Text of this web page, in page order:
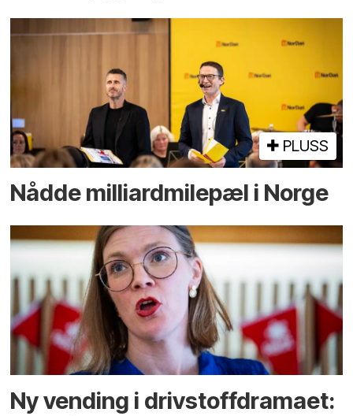
PLUSS
Nådde milliard­­milepæl i Norge
Ny vending i drivstoffdramaet: